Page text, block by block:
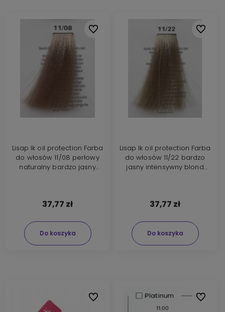
Lisap lk oil protection Farba
do włosów 11/08 perłowy
naturalny bardzo jasny
37,77 zł
Do koszyka
Do ulubionych
Lisap lk oil protection Farba
do włosów 11/22 bardzo
jasny intensywny blond
37,77 zł
Do koszyka
Do
Do ulubionych Do